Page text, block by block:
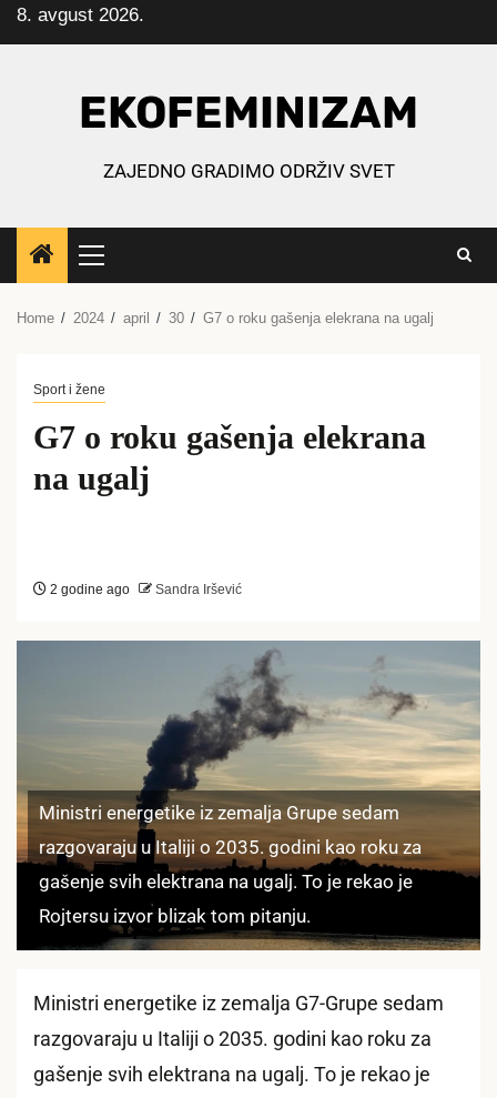
Skip
to
8. avgust 2026.
EKOFEMINIZAM
ZAJEDNO GRADIMO ODRŽIV SVET
Primary
Menu
Home 2024 april 30 G7 o roku gašenja elekrana na ugalj
Sport i žene
G7 o roku gašenja elekrana
na ugalj
2 godine ago Sandra Iršević
Ministri energetike iz zemalja Grupe sedam
razgovaraju u Italiji o 2035. godini kao roku za
gašenje svih elektrana na ugalj. To je rekao je
Rojtersu izvor blizak tom pitanju.
Ministri energetike iz zemalja G7-Grupe sedam
razgovaraju u Italiji o 2035. godini kao roku za
gašenje svih elektrana na ugalj. To je rekao je